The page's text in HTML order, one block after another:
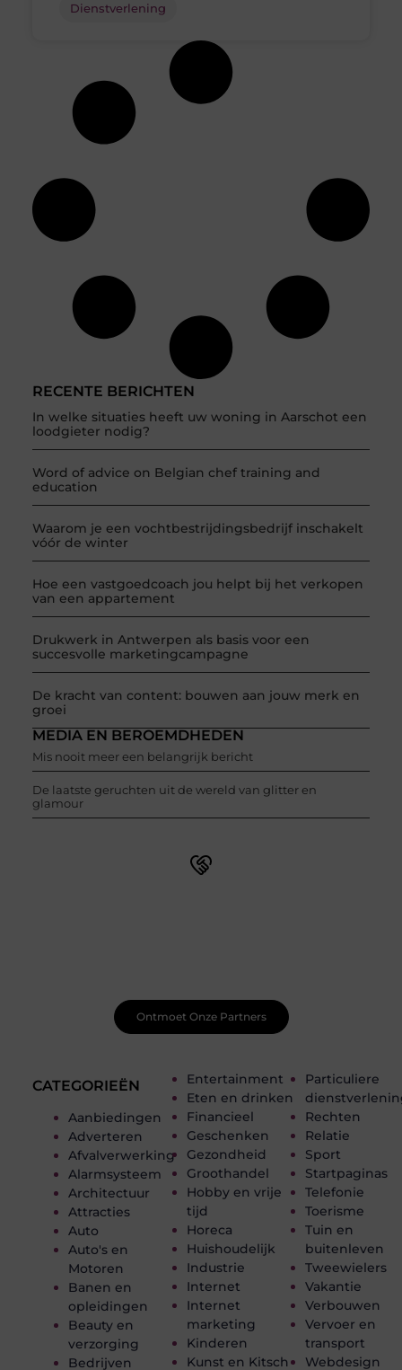
RECENTE BERICHTEN
In welke situaties heeft uw woning in Aarschot een
loodgieter nodig?
Word of advice on Belgian chef training and
education
Waarom je een vochtbestrijdingsbedrijf inschakelt
vóór de winter
Hoe een vastgoedcoach jou helpt bij het verkopen
van een appartement
Drukwerk in Antwerpen als basis voor een
succesvolle marketingcampagne
De kracht van content: bouwen aan jouw merk en
groei
CATEGORIEËN
Aanbiedingen
Adverteren
Afvalverwerking
Alarmsysteem
Architectuur
Attracties
Auto
Auto's en
Motoren
Banen en
opleidingen
Beauty en
verzorging
Bedrijven
Entertainment
Eten en drinken
Financieel
Geschenken
Gezondheid
Groothandel
Hobby en vrije
tijd
Horeca
Huishoudelijk
Industrie
Internet
Internet
marketing
Kinderen
Kunst en Kitsch
Particuliere
Rechten
Relatie
Sport
Startpaginas
Telefonie
Toerisme
Tuin en
buitenleven
Tweewielers
Vakantie
Verbouwen
Vervoer en
transport
Webdesign
MEDIA EN BEROEMDHEDEN
Mis nooit meer een belangrijk bericht
De laatste geruchten uit de wereld van glitter en
glamour
Ontmoet Onze Partners
Dienstverlening